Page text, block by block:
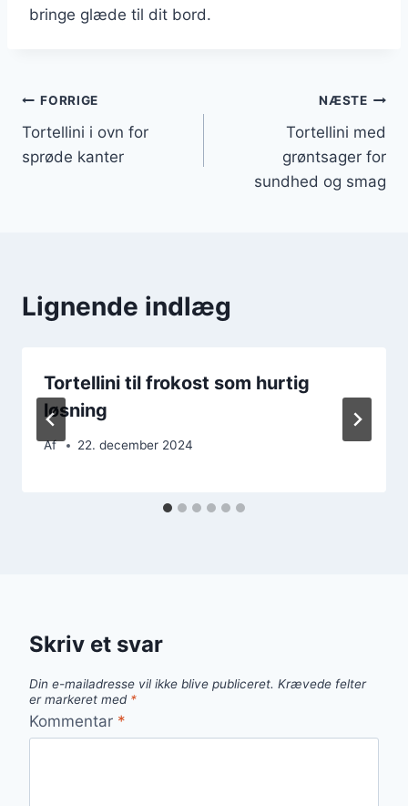
bringe glæde til dit bord.
Indlægsnavigation
FORRIGE
Tortellini i ovn for
sprøde kanter
NÆSTE
Tortellini med
grøntsager for
sundhed og smag
Lignende indlæg
Tortellini til frokost som hurtig
løsning
Af 22. december 2024
Skriv et svar
Din e-mailadresse vil ikke blive publiceret. Krævede felter
er markeret med *
Kommentar *